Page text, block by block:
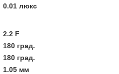
0.01 люкс
2.2 F
180 град.
180 град.
1.05 мм